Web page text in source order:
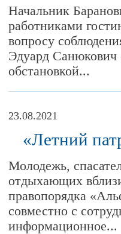
Начальник
работниками
вопросу
Эдуард Санюкович
обстановкой...
23.08.2021
«Летний
Молодежь,
отдыхающих
правопорядка
совместно с
информационное...